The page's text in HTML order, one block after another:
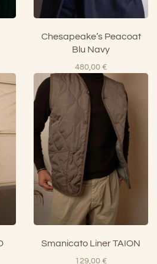
Chesapeake’s Peacoat
Blu Navy
480,00 €
Smanicato Liner TAION
129,00 €